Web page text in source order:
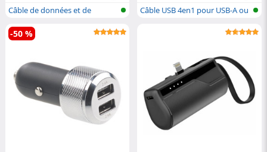
Câble de données et de
recharge rap...
Câble USB 4en1 pour USB-A ou
-50 %